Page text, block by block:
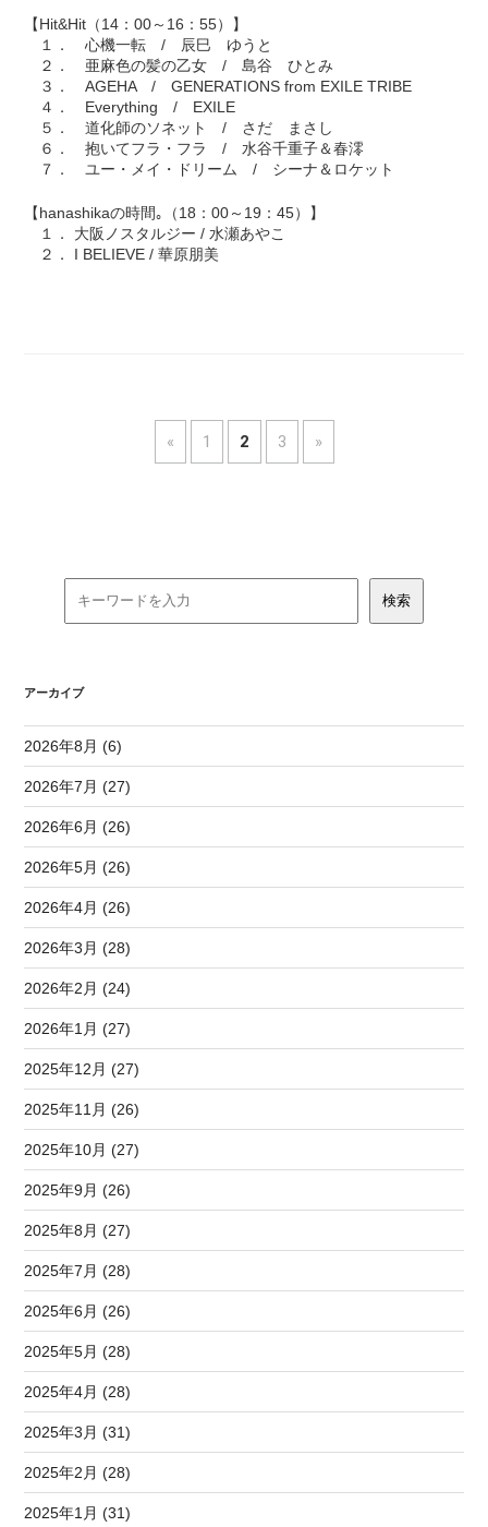
【Hit&Hit（14：00～16：55）】
１． 心機一転 / 辰巳 ゆうと
２． 亜麻色の髪の乙女 / 島谷 ひとみ
３． AGEHA / GENERATIONS from EXILE TRIBE
４． Everything / EXILE
５． 道化師のソネット / さだ まさし
６． 抱いてフラ・フラ / 水谷千重子＆春澪
７． ユー・メイ・ドリーム / シーナ＆ロケット
【hanashikaの時間｡（18：00～19：45）】
１． 大阪ノスタルジー / 水瀬あやこ
２． I BELIEVE / 華原朋美
« 1 2 3 »
アーカイブ
2026年8月 (6)
2026年7月 (27)
2026年6月 (26)
2026年5月 (26)
2026年4月 (26)
2026年3月 (28)
2026年2月 (24)
2026年1月 (27)
2025年12月 (27)
2025年11月 (26)
2025年10月 (27)
2025年9月 (26)
2025年8月 (27)
2025年7月 (28)
2025年6月 (26)
2025年5月 (28)
2025年4月 (28)
2025年3月 (31)
2025年2月 (28)
2025年1月 (31)